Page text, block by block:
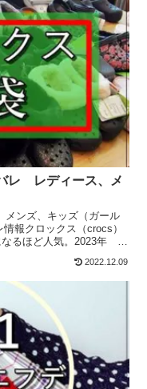
レ レディース、メ
ンズ、キッズ（ガール
報クロックス（crocs）
なるほど人気。2023年 ク
2022.12.09